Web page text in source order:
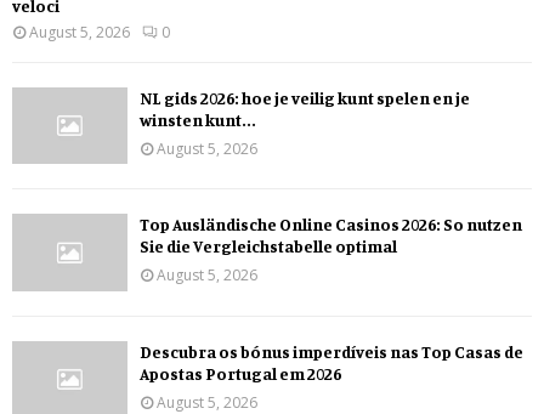
veloci
August 5, 2026
0
NL gids 2026: hoe je veilig kunt spelen en je
winsten kunt...
August 5, 2026
Top Ausländische Online Casinos 2026: So nutzen
Sie die Vergleichstabelle optimal
August 5, 2026
Descubra os bónus imperdíveis nas Top Casas de
Apostas Portugal em 2026
August 5, 2026